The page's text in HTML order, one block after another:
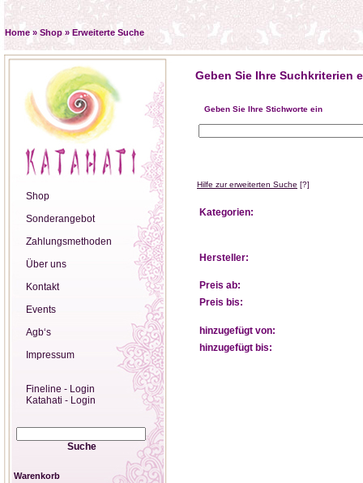
Home » Shop »Erweiterte Suche
Shop
Sonderangebot
Zahlungsmethoden
Über uns
Kontakt
Events
Agb‘s
Impressum
Fineline - Login
Katahati - Login
Suche
Geben Sie Ihre Suchkriterien
Geben Sie Ihre Stichworte ein
Hilfe zur erweiterten Suche [?]
Kategorien:
Hersteller:
Preis ab:
Preis bis:
hinzugefügt von:
hinzugefügt bis:
Warenkorb